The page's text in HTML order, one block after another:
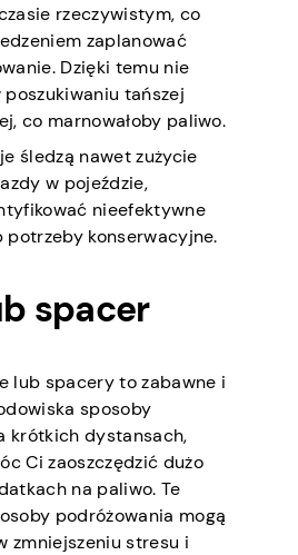
rzeczywistym, co
zaplanować
Dzięki temu nie
poszukiwaniu tańszej
co marnowałoby paliwo.
śledzą nawet zużycie
w pojeździe,
nieefektywne
potrzeby konserwacyjne.
spacer
lub spacery to zabawne i
sposoby
krótkich dystansach,
Ci zaoszczędzić dużo
na paliwo. Te
podróżowania mogą
zmniejszeniu stresu i